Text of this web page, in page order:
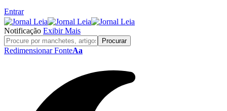
Entrar
Notificação Exibir Mais
Redimensionar FonteAa